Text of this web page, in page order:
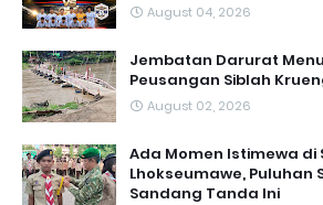
August 04, 2026
Jembatan Darurat
Peusangan Siblah
August 02, 2026
Ada Momen Istimewa di
Lhokseumawe, Puluhan
Sandang Tanda Ini